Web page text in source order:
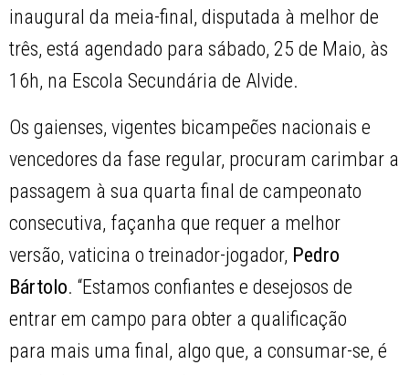
inaugural da meia-final, disputada à melhor de
três, está agendado para sábado, 25 de Maio, às
16h, na Escola Secundária de Alvide.
Os gaienses, vigentes bicampeões nacionais e
vencedores da fase regular, procuram carimbar a
passagem à sua quarta final de campeonato
consecutiva, façanha que requer a melhor
versão, vaticina o treinador-jogador, Pedro
Bártolo. “Estamos confiantes e desejosos de
entrar em campo para obter a qualificação
para mais uma final, algo que, a consumar-se, é